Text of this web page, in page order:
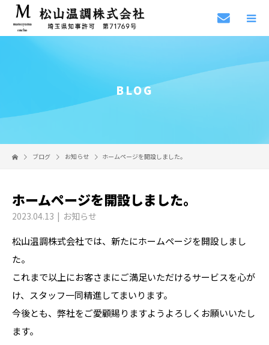
BLOG
ブログ お知らせ ホームページを開設しました。
ホームページを開設しました。
2023.04.13 お知らせ
松山温調株式会社では、新たにホームページを開設しまし
た。
これまで以上にお客さまにご満足いただけるサービスを心が
け、スタッフ一同精進してまいります。
今後とも、弊社をご愛顧賜りますようよろしくお願いいたし
ます。